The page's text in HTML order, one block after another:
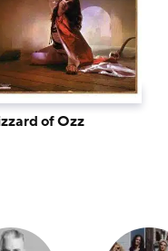
of Ozz